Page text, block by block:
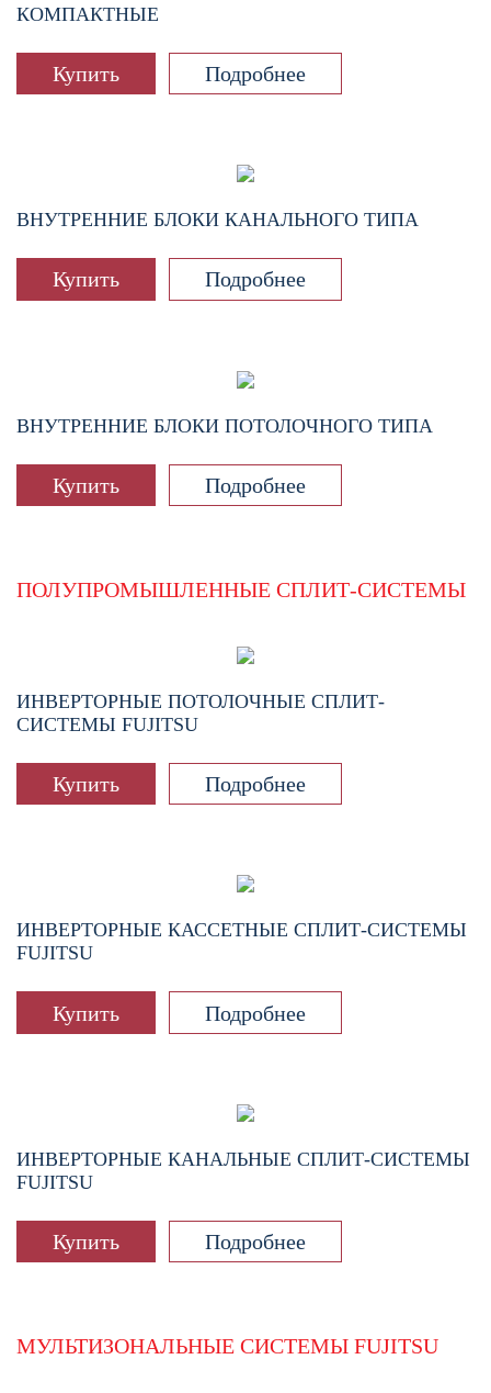
КОМПАКТНЫЕ
Купить Подробнее
ВНУТРЕННИЕ БЛОКИ КАНАЛЬНОГО ТИПА
Купить Подробнее
ВНУТРЕННИЕ БЛОКИ ПОТОЛОЧНОГО ТИПА
Купить Подробнее
ПОЛУПРОМЫШЛЕННЫЕ СПЛИТ-СИСТЕМЫ
ИНВЕРТОРНЫЕ ПОТОЛОЧНЫЕ СПЛИТ-
СИСТЕМЫ FUJITSU
Купить Подробнее
ИНВЕРТОРНЫЕ КАССЕТНЫЕ СПЛИТ-СИСТЕМЫ
FUJITSU
Купить Подробнее
ИНВЕРТОРНЫЕ КАНАЛЬНЫЕ СПЛИТ-СИСТЕМЫ
FUJITSU
Купить Подробнее
МУЛЬТИЗОНАЛЬНЫЕ СИСТЕМЫ FUJITSU